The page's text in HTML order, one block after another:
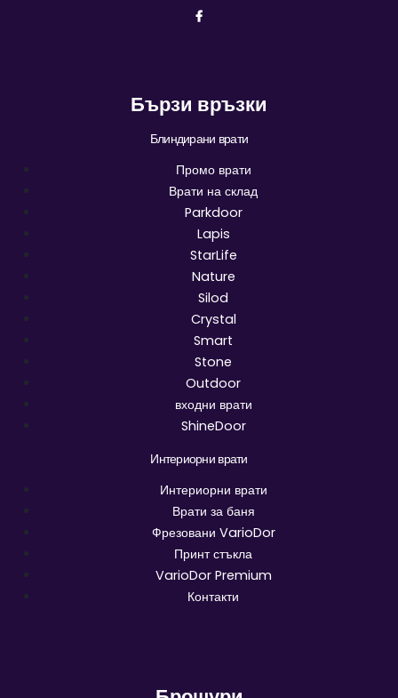
Бързи връзки
Блиндирани врати
Промо врати
Врати на склад
Parkdoor
Lapis
StarLife
Nature
Silod
Crystal
Smart
Stone
Outdoor
входни врати
ShineDoor
Интериорни врати
Интериорни врати
Врати за баня
Фрезовани VarioDor
Принт стъкла
VarioDor Premium
Контакти